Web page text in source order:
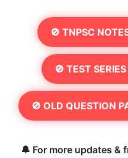
🚫 TNPSC
🚫 TEST
🚫 OLD QUESTION
🔔 For more updates &